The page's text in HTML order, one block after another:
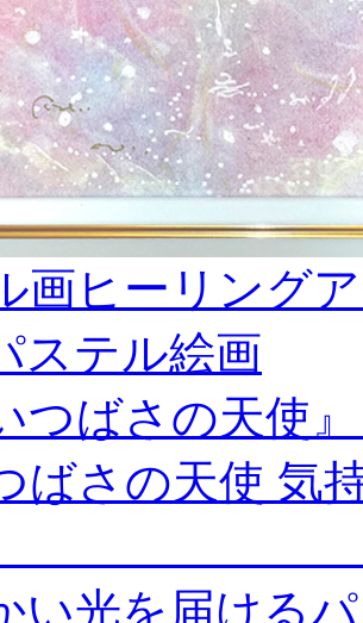
画ヒーリング
ステル絵画
つばさの天使
ばさの天使 気
い光を届ける